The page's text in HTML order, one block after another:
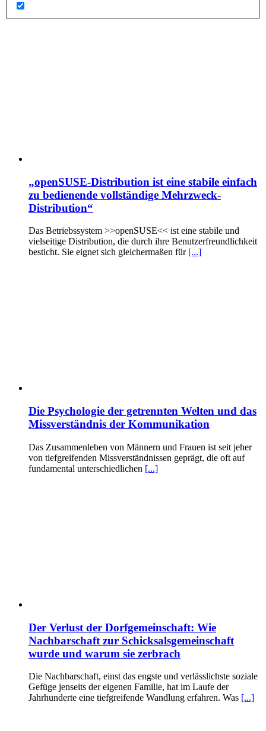
„openSUSE-Distribution ist eine stabile einfach
zu bedienende vollständige Mehrzweck-
Distribution“
Das Betriebssystem >>openSUSE<< ist eine stabile und
vielseitige Distribution, die durch ihre Benutzerfreundlichkeit
besticht. Sie eignet sich gleichermaßen für [...]
Die Psychologie der getrennten Welten und das
Missverständnis der Kommunikation
Das Zusammenleben von Männern und Frauen ist seit jeher
von tiefgreifenden Missverständnissen geprägt, die oft auf
fundamental unterschiedlichen [...]
Der Verlust der Dorfgemeinschaft: Wie
Nachbarschaft zur Schicksalsgemeinschaft
wurde und warum sie zerbrach
Die Nachbarschaft, einst das engste und verlässlichste soziale
Gefüge jenseits der eigenen Familie, hat im Laufe der
Jahrhunderte eine tiefgreifende Wandlung erfahren. Was [...]